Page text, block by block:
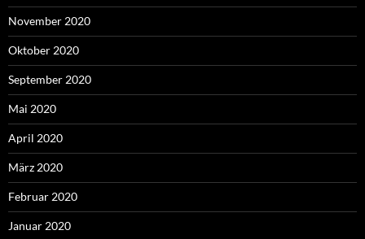
November 2020
Oktober 2020
September 2020
Mai 2020
April 2020
März 2020
Februar 2020
Januar 2020